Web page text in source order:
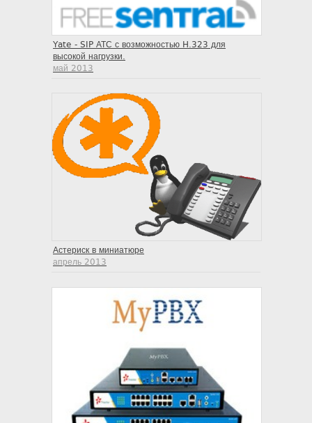
Yate - SIP АТС с возможностью H.323 для
высокой нагрузки.
май 2013
Астериск в миниатюре
апрель 2013